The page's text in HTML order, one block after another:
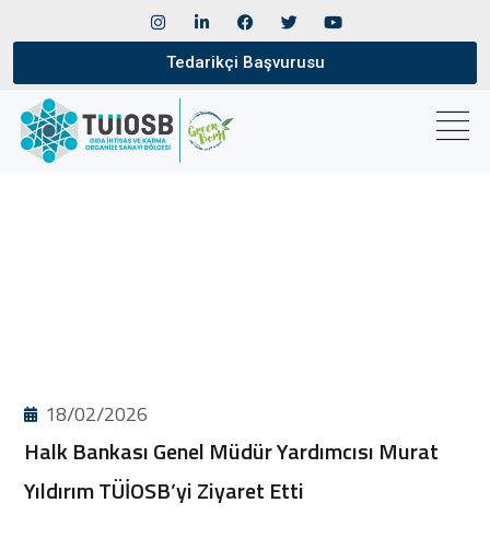
Tedarikçi Başvurusu
18/02/2026
Halk Bankası Genel Müdür Yardımcısı Murat
Yıldırım TÜİOSB’yi Ziyaret Etti